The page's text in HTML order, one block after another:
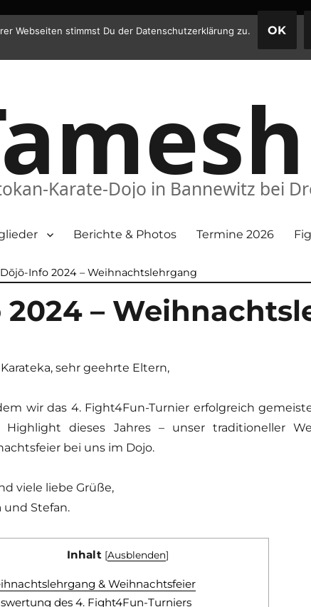
Karate-Dojo in Bannewitz bei
Berichte & Photos Termine 2026
Info 2024 – Weihnachtslehrgang
–
sehr geehrte Eltern,
wir das 4. Fight4Fun-Turnier erfolgreich
Highlight dieses Jahres – unser traditioneller
bei uns im Dojo.
viele liebe Grüße,
und Stefan.
Inhalt [Ausblenden]
& Weihnachtsfeier
des 4. Fight4Fun-Turniers
Webseiten stimmst Du der Datenschutzerklärung zu. OK